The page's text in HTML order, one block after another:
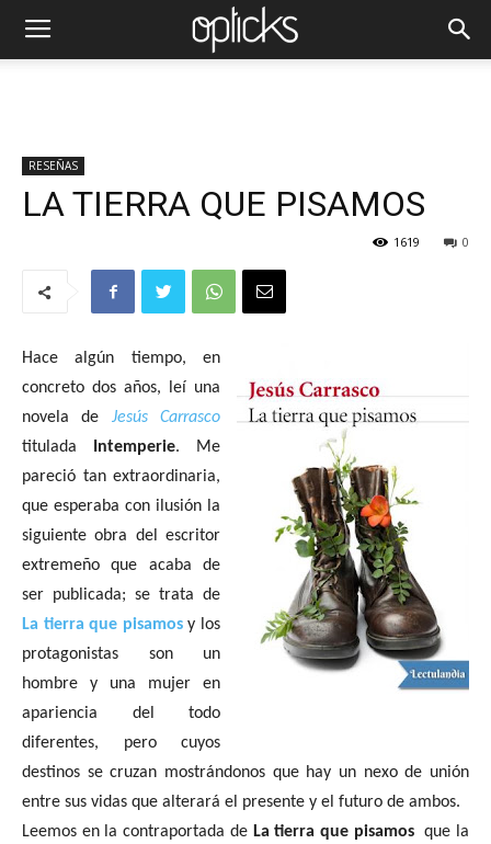
RESEÑAS
LA TIERRA QUE PISAMOS
0
1619
Hace algún tiempo, en
concreto dos años, leí una
novela de Jesús Carrasco
titulada
Intemperie. Me
pareció tan extraordinaria,
que esperaba con ilusión la
siguiente obra del escritor
extremeño que acaba de
ser publicada; se trata de
La tierra que pisamosy los
protagonistas son un
hombre y una mujer en
apariencia del todo
diferentes, pero cuyos
destinos se cruzan mostrándonos que hay un nexo de unión
entre sus vidas que alterará el presente y el futuro de ambos.
Leemos en la contraportada de La tierra que pisamos que la